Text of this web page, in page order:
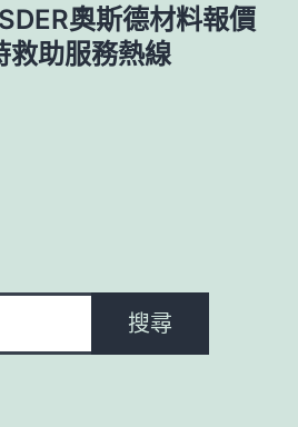
奧斯德材料報價
救助服務熱線
搜尋